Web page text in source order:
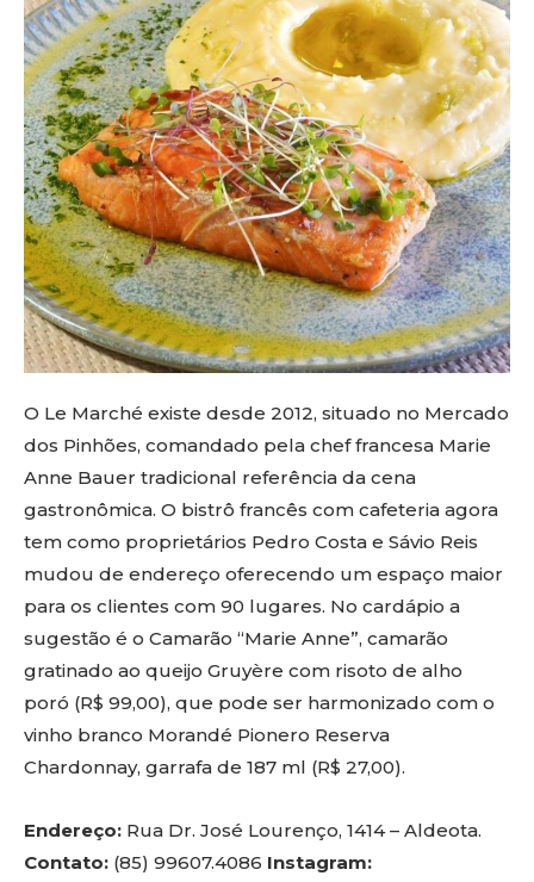
O Le Marché existe desde 2012, situado no Mercado
dos Pinhões, comandado pela chef francesa Marie
Anne Bauer tradicional referência da cena
gastronômica. O bistrô francês com cafeteria agora
tem como proprietários Pedro Costa e Sávio Reis
mudou de endereço oferecendo um espaço maior
para os clientes com 90 lugares. No cardápio a
sugestão é o Camarão “Marie Anne”, camarão
gratinado ao queijo Gruyère com risoto de alho
poró (R$ 99,00), que pode ser harmonizado com o
vinho branco Morandé Pionero Reserva
Chardonnay, garrafa de 187 ml (R$ 27,00).
Endereço: Rua Dr. José Lourenço, 1414 – Aldeota.
Contato: (85) 99607.4086 Instagram: